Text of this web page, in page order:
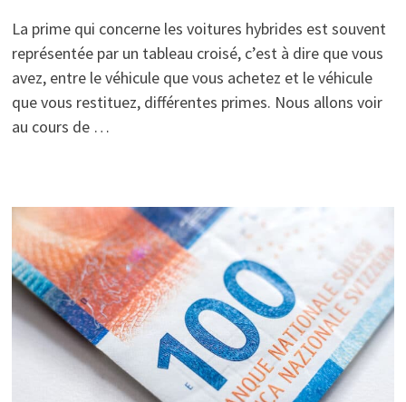
La prime qui concerne les voitures hybrides est souvent
représentée par un tableau croisé, c’est à dire que vous
avez, entre le véhicule que vous achetez et le véhicule
que vous restituez, différentes primes. Nous allons voir
au cours de …